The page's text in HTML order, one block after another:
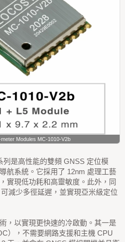
meter Modules MC-1010-V2b
列是高性能的雙頻 GNSS 定位模
航系統。它採用了 12nm 處理工藝
實現低功耗和高靈敏度。此外，同
減少多徑延遲，並實現亞米級定位
，以實現更快速的冷啟動。其一是
），不需要網路支援和主機 CPU